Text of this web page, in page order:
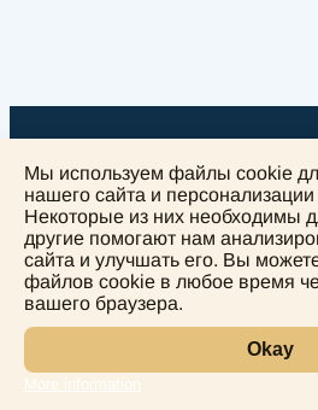
Мы используем файлы cookie
нашего сайта и
Некоторые из них необходимы
другие помогают нам
сайта и улучшать его. Вы
файлов cookie в любое время
вашего браузера.
Okay
More information